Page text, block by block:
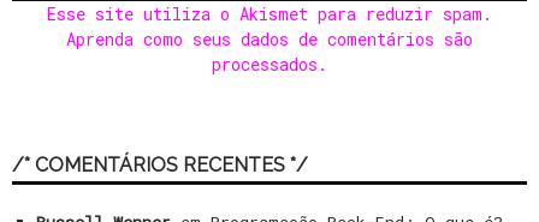
Esse site utiliza o Akismet para reduzir spam.
Aprenda como seus dados de comentários são
processados .
/* COMENTÁRIOS RECENTES */